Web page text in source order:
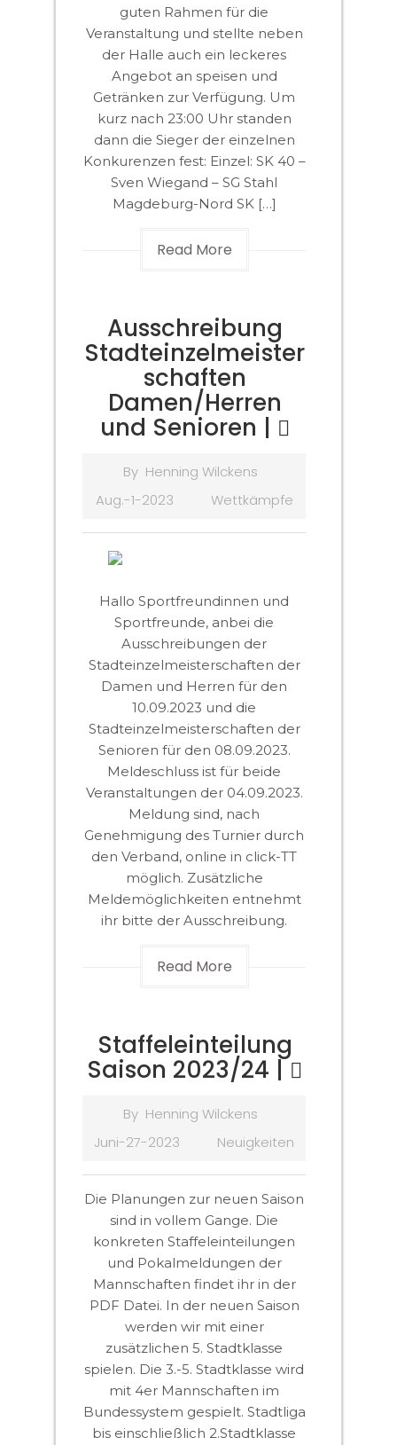
guten Rahmen für die
Veranstaltung und stellte neben
der Halle auch ein leckeres
Angebot an speisen und
Getränken zur Verfügung. Um
kurz nach 23:00 Uhr standen
dann die Sieger der einzelnen
Konkurenzen fest: Einzel: SK 40 –
Sven Wiegand – SG Stahl
Magdeburg-Nord SK […]
Read More
Ausschreibung
Stadteinzelmeister
schaften
Damen/Herren
und Senioren |
By Henning Wilckens
Aug.-1-2023
Wettkämpfe
Hallo Sportfreundinnen und
Sportfreunde, anbei die
Ausschreibungen der
Stadteinzelmeisterschaften der
Damen und Herren für den
10.09.2023 und die
Stadteinzelmeisterschaften der
Senioren für den 08.09.2023.
Meldeschluss ist für beide
Veranstaltungen der 04.09.2023.
Meldung sind, nach
Genehmigung des Turnier durch
den Verband, online in click-TT
möglich. Zusätzliche
Meldemöglichkeiten entnehmt
ihr bitte der Ausschreibung.
Read More
Staffeleinteilung
Saison 2023/24 |
By Henning Wilckens
Juni-27-2023
Neuigkeiten
Die Planungen zur neuen Saison
sind in vollem Gange. Die
konkreten Staffeleinteilungen
und Pokalmeldungen der
Mannschaften findet ihr in der
PDF Datei. In der neuen Saison
werden wir mit einer
zusätzlichen 5. Stadtklasse
spielen. Die 3.-5. Stadtklasse wird
mit 4er Mannschaften im
Bundessystem gespielt. Stadtliga
bis einschließlich 2.Stadtklasse